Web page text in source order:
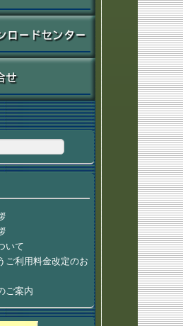
いて
ご利用料金改定のお
ご案内